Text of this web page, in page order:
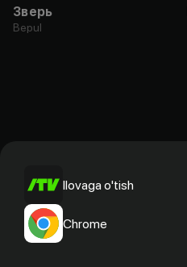
Зверь
Bepul
Ilovaga o'tish
Chrome